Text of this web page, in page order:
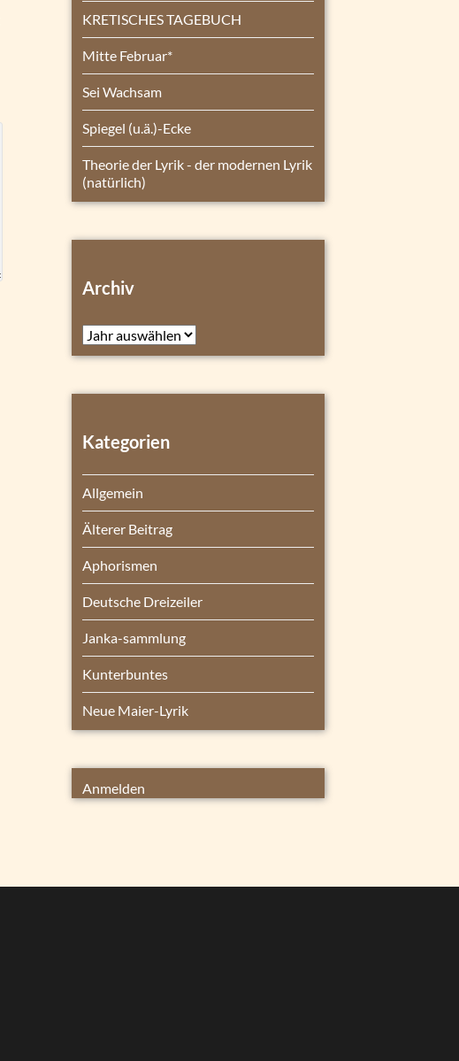
KRETISCHES TAGEBUCH
Mitte Februar*
Sei Wachsam
Spiegel (u.ä.)-Ecke
Theorie der Lyrik - der modernen Lyrik
(natürlich)
Archiv
Archiv
Kategorien
Allgemein
Älterer Beitrag
Aphorismen
Deutsche Dreizeiler
Janka-sammlung
Kunterbuntes
Neue Maier-Lyrik
Anmelden